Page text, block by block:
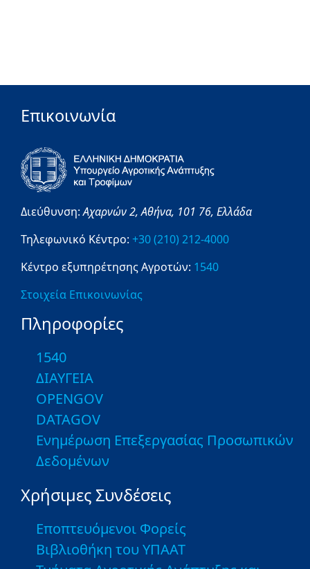
Επικοινωνία
Διεύθυνση:Αχαρνών 2,Αθήνα, 101 76, Ελλάδα
Τηλεφωνικό Κέντρο: +30 (210) 212-4000
Κέντρο εξυπηρέτησης Αγροτών: 1540
Στοιχεία Επικοινωνίας
Πληροφορίες
1540
ΔΙΑΥΓΕΙΑ
OPENGOV
DATAGOV
Ενημέρωση Επεξεργασίας Προσωπικών
Δεδομένων
Χρήσιμες Συνδέσεις
Εποπτευόμενοι Φορείς
Βιβλιοθήκη του ΥΠΑΑΤ